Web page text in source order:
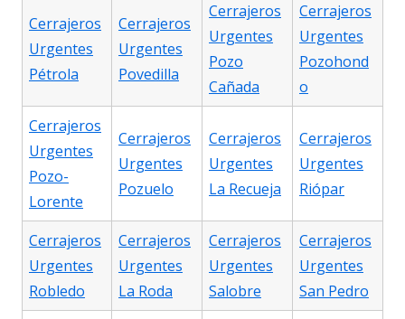
Cerrajeros
Urgentes
Pétrola
Cerrajeros
Urgentes
Povedilla
Cerrajeros
Urgentes
Pozo
Cañada
Cerrajeros
Urgentes
Pozohond
o
Cerrajeros
Urgentes
Pozo-
Lorente
Cerrajeros
Urgentes
Pozuelo
Cerrajeros
Urgentes
La Recueja
Cerrajeros
Urgentes
Riópar
Cerrajeros
Urgentes
Robledo
Cerrajeros
Urgentes
La Roda
Cerrajeros
Urgentes
Salobre
Cerrajeros
Urgentes
San Pedro